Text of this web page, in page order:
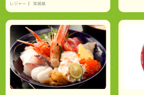
レジャー 宮城県